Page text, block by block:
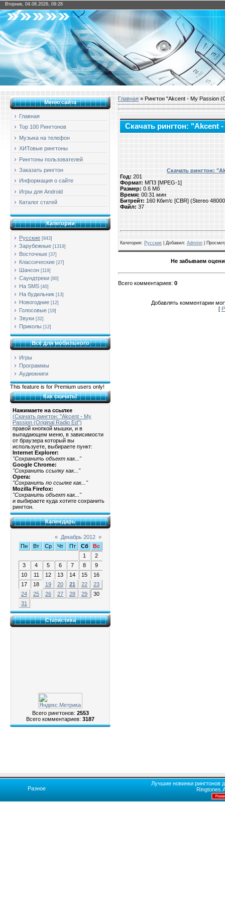
Вторник, 04.08.2026, 09:28
Меню сайта
Главная
Top 100 Рингтонов
Музыка на телефон
ХИТовые рингтоны
Рингтоны пользователей
Заказать рингтон
Информация о сайте
Игры для Android
Каталог статей
Категории
Русские [843]
Зарубежные [1319]
Восточные [37]
Классические [27]
Шансон [119]
Саундтреки [80]
На SMS [40]
На будильник [13]
Новогодние [12]
Голосовые [19]
Звуки [32]
Приколы [12]
Всё для мобильного
Игры
Программы
Аудиокниги
This feature is for Premium users only!
Как скачать!
Нажимаете на ссылке
(Скачать рингтон: "Akcent - My
Passion (Original Radio Ed")
правой кнопкой мышки, и в
выпадающем меню, в зависимости
от браузера который вы
используете, выбираете пункт:
Internet Explorer:
"Сохранить объект как..."
Google Chrome:
"Сохранить ссылку как..."
Opera:
"Сохранить по ссылке как..."
Mozilla Firefox:
"Сохранить объект как..."
и выбираете куда хотите сохранить
рингтон.
Календарь
« Декабрь 2012 »
Пн
Вт Ср Чт Пт Сб
Вс
1
2
3
4 5 6 7 8
9
10
11 12 13 14 15
16
17
18 19 20 21 22
23
24
25 26 27 28 29
30
31
Статистика
Всего рингтонов: 2553
Всего комментариев: 3187
Главная » Рингтон "Akcent - My Passion
Скачать рингтон: "Akcent
Скачать рингтон:
Год: 201
Формат: МП3 [MPEG-1]
Размер: 0.6 Мб
Время: 00:31 мин
Битрейт: 160 Кбит/с [CBR] (Stereo
Файл: 37
Категория: Русские | Добавил: Adminn
Не забываем
Всего комментариев: 0
Добавлять комментарии
[
Разное
Лучшие новинки рингтонов